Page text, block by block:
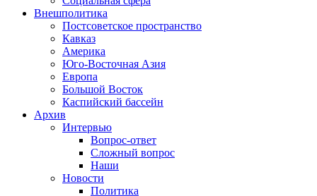
Внешполитика
Постсоветское пространство
Кавказ
Америка
Юго-Восточная Азия
Европа
Большой Восток
Каспийский бассейн
Архив
Интервью
Вопрос-ответ
Сложный вопрос
Наши
Новости
Политика